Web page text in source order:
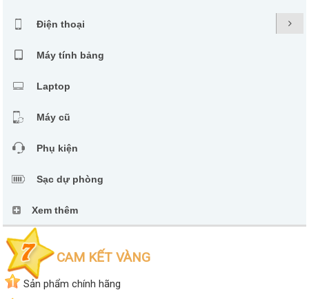
Điện thoại
Máy tính bảng
Laptop
Máy cũ
Phụ kiện
Sạc dự phòng
Xem thêm
CAM KẾT VÀNG
1
Sản phẩm chính hãng